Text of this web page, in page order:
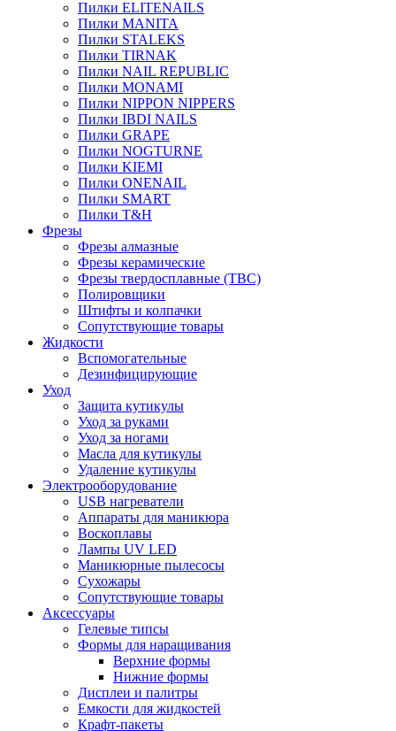
Пилки ELITENAILS
Пилки MANITA
Пилки STALEKS
Пилки TIRNAK
Пилки NAIL REPUBLIC
Пилки MONAMI
Пилки NIPPON NIPPERS
Пилки IBDI NAILS
Пилки GRAPE
Пилки NOGTURNE
Пилки KIEMI
Пилки ONENAIL
Пилки SMART
Пилки T&H
Фрезы
Фрезы алмазные
Фрезы керамические
Фрезы твердосплавные (ТВС)
Полировщики
Штифты и колпачки
Сопутствующие товары
Жидкости
Вспомогательные
Дезинфицирующие
Уход
Защита кутикулы
Уход за руками
Уход за ногами
Масла для кутикулы
Удаление кутикулы
Электрооборудование
USB нагреватели
Аппараты для маникюра
Воскоплавы
Лампы UV LED
Маникюрные пылесосы
Сухожары
Сопутствующие товары
Аксессуары
Гелевые типсы
Формы для наращивания
Верхние формы
Нижние формы
Дисплеи и палитры
Емкости для жидкостей
Крафт-пакеты